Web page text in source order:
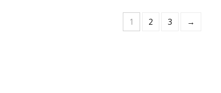
1 2 3 →